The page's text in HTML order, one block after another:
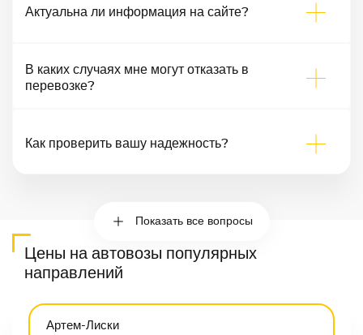
Актуальна ли информация на сайте?
В каких случаях мне могут отказать в
перевозке?
Как проверить вашу надежность?
Показать все вопросы
Цены на автовозы популярных
направлений
Артем-Лиски